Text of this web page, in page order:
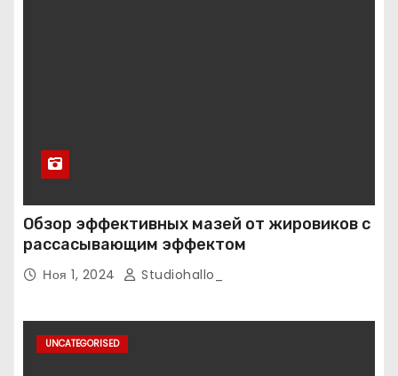
Обзор эффективных мазей от жировиков с
рассасывающим эффектом
Ноя 1, 2024 Studiohallo_
UNCATEGORISED